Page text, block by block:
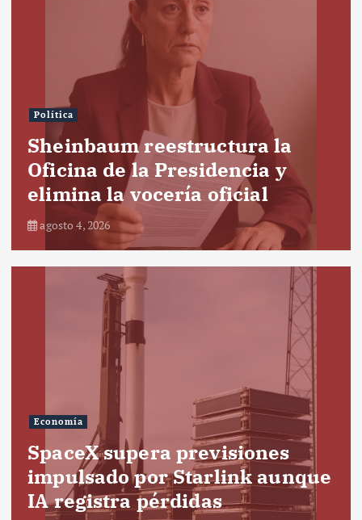
Política
Sheinbaum reestructura la
Oficina de la Presidencia y
elimina la vocería oficial
agosto 4, 2026
Economía
SpaceX supera previsiones
impulsado por Starlink aunque
IA registra pérdidas